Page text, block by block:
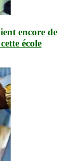
encore de
école